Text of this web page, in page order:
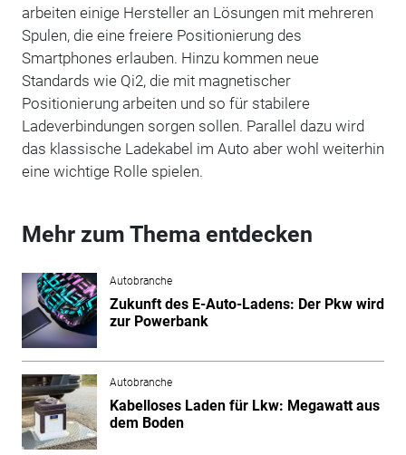
arbeiten einige Hersteller an Lösungen mit mehreren
Spulen, die eine freiere Positionierung des
Smartphones erlauben. Hinzu kommen neue
Standards wie Qi2, die mit magnetischer
Positionierung arbeiten und so für stabilere
Ladeverbindungen sorgen sollen. Parallel dazu wird
das klassische Ladekabel im Auto aber wohl weiterhin
eine wichtige Rolle spielen.
Mehr zum Thema entdecken
Autobranche
Zukunft des E-Auto-Ladens: Der Pkw wird
zur Powerbank
Autobranche
Kabelloses Laden für Lkw: Megawatt aus
dem Boden